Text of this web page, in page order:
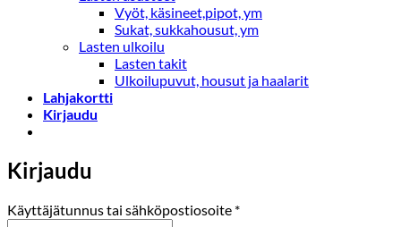
Vyöt, käsineet,pipot, ym
Sukat, sukkahousut, ym
Lasten ulkoilu
Lasten takit
Ulkoilupuvut, housut ja haalarit
Lahjakortti
Kirjaudu
Kirjaudu
Käyttäjätunnus tai sähköpostiosoite *Vaaditaan